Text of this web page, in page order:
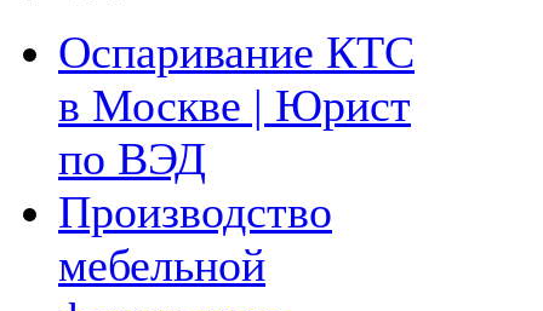
Оспаривание КТС
в Москве | Юрист
по ВЭД
Производство
мебельной